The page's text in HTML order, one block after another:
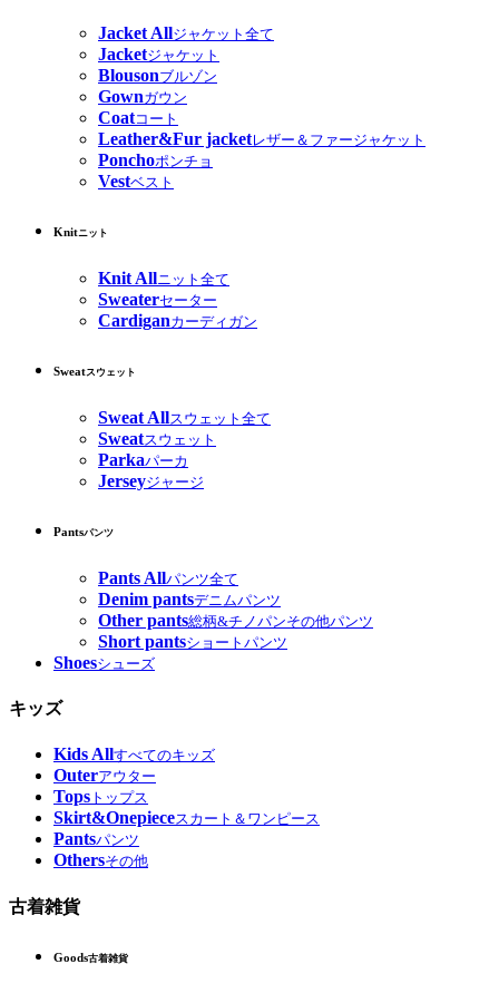
Jacket Allジャケット全て
Jacketジャケット
Blousonブルゾン
Gownガウン
Coatコート
Leather&Fur jacketレザー＆ファージャケット
Ponchoポンチョ
Vestベスト
Knitニット
Knit Allニット全て
Sweaterセーター
Cardiganカーディガン
Sweatスウェット
Sweat Allスウェット全て
Sweatスウェット
Parkaパーカ
Jerseyジャージ
Pantsパンツ
Pants Allパンツ全て
Denim pantsデニムパンツ
Other pants総柄&チノパンその他パンツ
Short pantsショートパンツ
Shoesシューズ
キッズ
Kids Allすべてのキッズ
Outerアウター
Tops トップス
Skirt&Onepieceスカート＆ワンピース
Pantsパンツ
Othersその他
古着雑貨
Goods古着雑貨